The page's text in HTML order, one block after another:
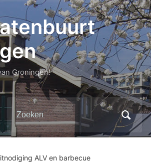
Groningen!
Zoeken
naar:
ALV en barbecue